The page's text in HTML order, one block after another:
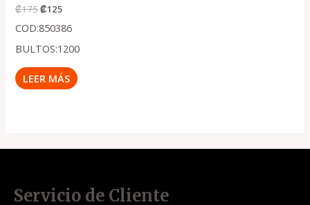
₡175₡125
COD:850386
BULTOS:1200
LEER MÁS
Servicio de Cliente